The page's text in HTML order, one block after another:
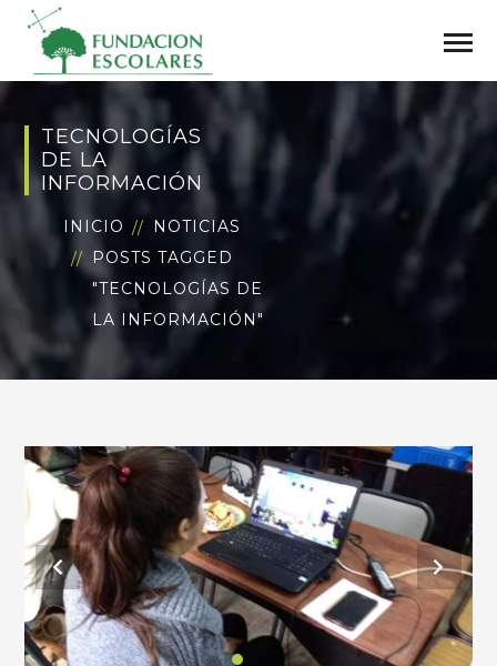
TECNOLOGÍAS
DE LA
INFORMACIÓN
INICIO
NOTICIAS
POSTS TAGGED
"TECNOLOGÍAS DE
LA INFORMACIÓN"